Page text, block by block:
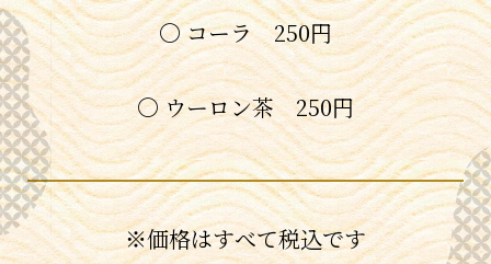
〇 コーラ 250円
〇 ウーロン茶 250円
※価格はすべて税込です